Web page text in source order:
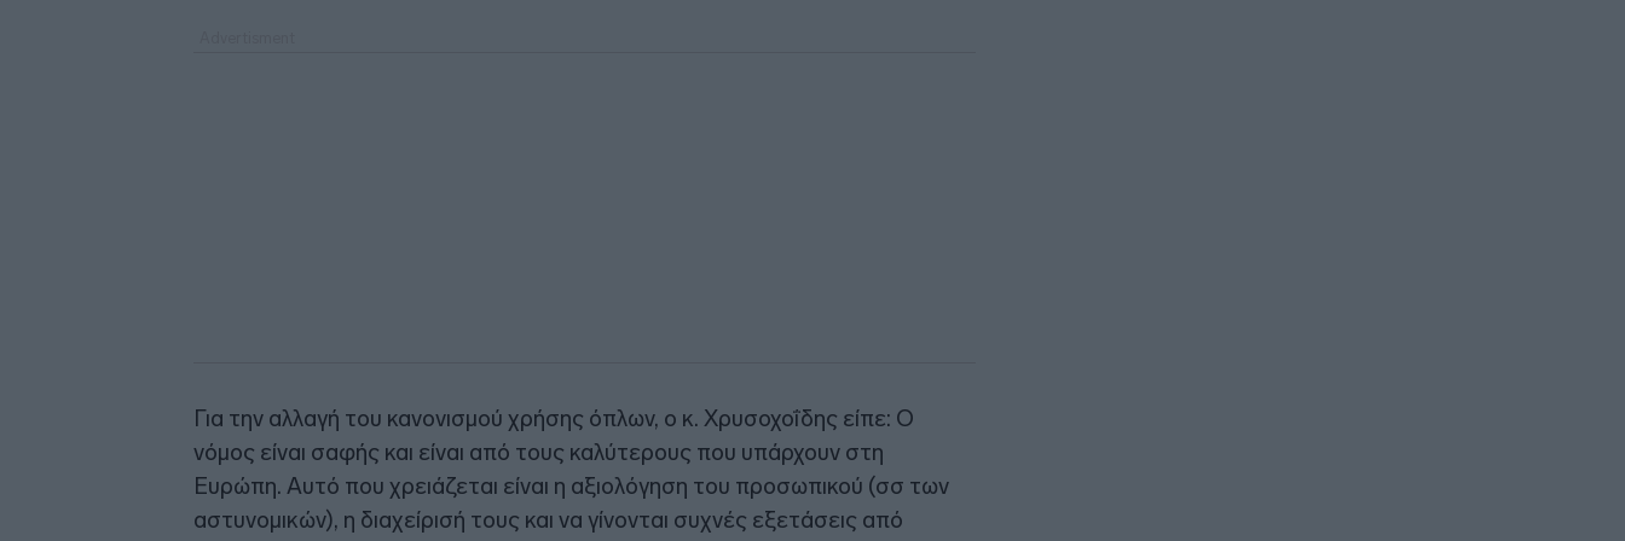
Για την αλλαγή του κανονισμού χρήσης όπλων, ο κ. Χρυσοχοΐδης είπε: Ο
νόμος είναι σαφής και είναι από τους καλύτερους που υπάρχουν στη
Ευρώπη. Αυτό που χρειάζεται είναι η αξιολόγηση του προσωπικού (σσ των
αστυνομικών), η διαχείρισή τους και να γίνονται συχνές εξετάσεις από